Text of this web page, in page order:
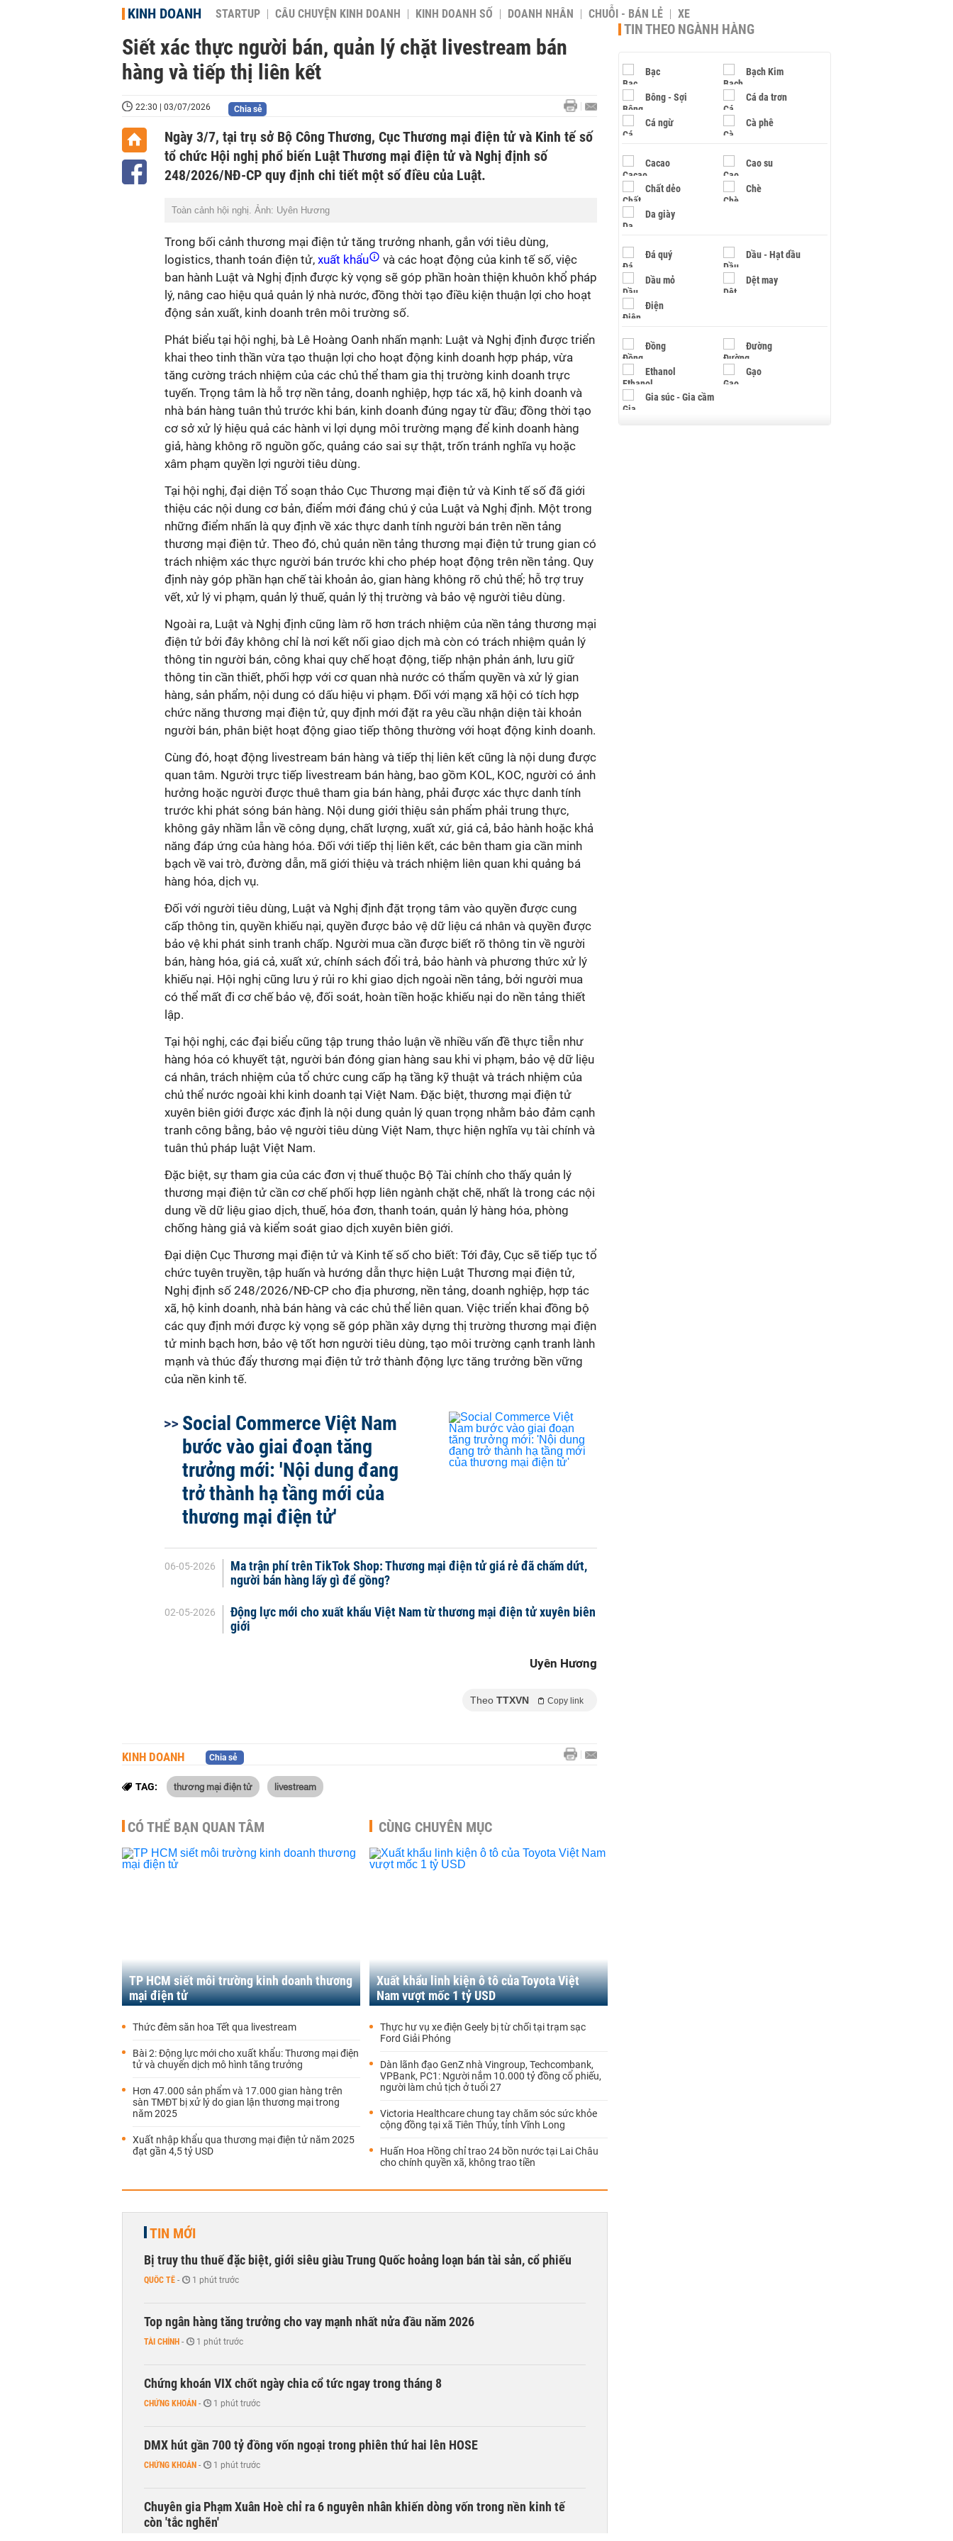
KINH DOANH STARTUP CÂU CHUYỆN KINH DOANH KINH DOANH SỐ DOANH NHÂN CHUỖI - BÁN LẺ XE
Siết xác thực người bán, quản lý chặt livestream bán
hàng và tiếp thị liên kết
22:30 | 03/07/2026 Chia sẻ
Ngày 3/7, tại trụ sở Bộ Công Thương, Cục Thương mại điện tử và Kinh tế số
tổ chức Hội nghị phổ biến Luật Thương mại điện tử và Nghị định số
248/2026/NĐ-CP quy định chi tiết một số điều của Luật.
Toàn cảnh hội nghị. Ảnh: Uyên Hương
Trong bối cảnh thương mại điện tử tăng trưởng nhanh, gắn với tiêu dùng,
logistics, thanh toán điện tử, xuất khẩu
và các hoạt động của kinh tế số, việc
ban hành Luật và Nghị định được kỳ vọng sẽ góp phần hoàn thiện khuôn khổ pháp
lý, nâng cao hiệu quả quản lý nhà nước, đồng thời tạo điều kiện thuận lợi cho hoạt
động sản xuất, kinh doanh trên môi trường số.
Phát biểu tại hội nghị, bà Lê Hoàng Oanh nhấn mạnh: Luật và Nghị định được triển
khai theo tinh thần vừa tạo thuận lợi cho hoạt động kinh doanh hợp pháp, vừa
tăng cường trách nhiệm của các chủ thể tham gia thị trường kinh doanh trực
tuyến. Trọng tâm là hỗ trợ nền tảng, doanh nghiệp, hợp tác xã, hộ kinh doanh và
nhà bán hàng tuân thủ trước khi bán, kinh doanh đúng ngay từ đầu; đồng thời tạo
cơ sở xử lý hiệu quả các hành vi lợi dụng môi trường mạng để kinh doanh hàng
giả, hàng không rõ nguồn gốc, quảng cáo sai sự thật, trốn tránh nghĩa vụ hoặc
xâm phạm quyền lợi người tiêu dùng.
Tại hội nghị, đại diện Tổ soạn thảo Cục Thương mại điện tử và Kinh tế số đã giới
thiệu các nội dung cơ bản, điểm mới đáng chú ý của Luật và Nghị định. Một trong
những điểm nhấn là quy định về xác thực danh tính người bán trên nền tảng
thương mại điện tử. Theo đó, chủ quản nền tảng thương mại điện tử trung gian có
trách nhiệm xác thực người bán trước khi cho phép hoạt động trên nền tảng. Quy
định này góp phần hạn chế tài khoản ảo, gian hàng không rõ chủ thể; hỗ trợ truy
vết, xử lý vi phạm, quản lý thuế, quản lý thị trường và bảo vệ người tiêu dùng.
Ngoài ra, Luật và Nghị định cũng làm rõ hơn trách nhiệm của nền tảng thương mại
điện tử bởi đây không chỉ là nơi kết nối giao dịch mà còn có trách nhiệm quản lý
thông tin người bán, công khai quy chế hoạt động, tiếp nhận phản ánh, lưu giữ
thông tin cần thiết, phối hợp với cơ quan nhà nước có thẩm quyền và xử lý gian
hàng, sản phẩm, nội dung có dấu hiệu vi phạm. Đối với mạng xã hội có tích hợp
chức năng thương mại điện tử, quy định mới đặt ra yêu cầu nhận diện tài khoản
người bán, phân biệt hoạt động giao tiếp thông thường với hoạt động kinh doanh.
Cùng đó, hoạt động livestream bán hàng và tiếp thị liên kết cũng là nội dung được
quan tâm. Người trực tiếp livestream bán hàng, bao gồm KOL, KOC, người có ảnh
hưởng hoặc người được thuê tham gia bán hàng, phải được xác thực danh tính
trước khi phát sóng bán hàng. Nội dung giới thiệu sản phẩm phải trung thực,
không gây nhầm lẫn về công dụng, chất lượng, xuất xứ, giá cả, bảo hành hoặc khả
năng đáp ứng của hàng hóa. Đối với tiếp thị liên kết, các bên tham gia cần minh
bạch về vai trò, đường dẫn, mã giới thiệu và trách nhiệm liên quan khi quảng bá
hàng hóa, dịch vụ.
Đối với người tiêu dùng, Luật và Nghị định đặt trọng tâm vào quyền được cung
cấp thông tin, quyền khiếu nại, quyền được bảo vệ dữ liệu cá nhân và quyền được
bảo vệ khi phát sinh tranh chấp. Người mua cần được biết rõ thông tin về người
bán, hàng hóa, giá cả, xuất xứ, chính sách đổi trả, bảo hành và phương thức xử lý
khiếu nại. Hội nghị cũng lưu ý rủi ro khi giao dịch ngoài nền tảng, bởi người mua
có thể mất đi cơ chế bảo vệ, đối soát, hoàn tiền hoặc khiếu nại do nền tảng thiết
lập.
Tại hội nghị, các đại biểu cũng tập trung thảo luận về nhiều vấn đề thực tiễn như
hàng hóa có khuyết tật, người bán đóng gian hàng sau khi vi phạm, bảo vệ dữ liệu
cá nhân, trách nhiệm của tổ chức cung cấp hạ tầng kỹ thuật và trách nhiệm của
chủ thể nước ngoài khi kinh doanh tại Việt Nam. Đặc biệt, thương mại điện tử
xuyên biên giới được xác định là nội dung quản lý quan trọng nhằm bảo đảm cạnh
tranh công bằng, bảo vệ người tiêu dùng Việt Nam, thực hiện nghĩa vụ tài chính và
tuân thủ pháp luật Việt Nam.
Đặc biệt, sự tham gia của các đơn vị thuế thuộc Bộ Tài chính cho thấy quản lý
thương mại điện tử cần cơ chế phối hợp liên ngành chặt chẽ, nhất là trong các nội
dung về dữ liệu giao dịch, thuế, hóa đơn, thanh toán, quản lý hàng hóa, phòng
chống hàng giả và kiểm soát giao dịch xuyên biên giới.
Đại diện Cục Thương mại điện tử và Kinh tế số cho biết: Tới đây, Cục sẽ tiếp tục tổ
chức tuyên truyền, tập huấn và hướng dẫn thực hiện Luật Thương mại điện tử,
Nghị định số 248/2026/NĐ-CP cho địa phương, nền tảng, doanh nghiệp, hợp tác
xã, hộ kinh doanh, nhà bán hàng và các chủ thể liên quan. Việc triển khai đồng bộ
các quy định mới được kỳ vọng sẽ góp phần xây dựng thị trường thương mại điện
tử minh bạch hơn, bảo vệ tốt hơn người tiêu dùng, tạo môi trường cạnh tranh lành
mạnh và thúc đẩy thương mại điện tử trở thành động lực tăng trưởng bền vững
của nền kinh tế.
Social Commerce Việt Nam
bước vào giai đoạn tăng
trưởng mới: 'Nội dung đang
trở thành hạ tầng mới của
thương mại điện tử'
06-05-2026
Ma trận phí trên TikTok Shop: Thương mại điện tử giá rẻ đã chấm dứt,
người bán hàng lấy gì để gồng?
02-05-2026
Động lực mới cho xuất khẩu Việt Nam từ thương mại điện tử xuyên biên
giới
Uyên Hương
Theo TTXVN Copy link
KINH DOANH Chia sẻ
TAG: thương mại điện tử livestream
CÓ THỂ BẠN QUAN TÂM
TP HCM siết môi trường kinh doanh thương
mại điện tử
Thức đêm săn hoa Tết qua livestream
Bài 2: Động lực mới cho xuất khẩu: Thương mại điện
tử và chuyển dịch mô hình tăng trưởng
Hơn 47.000 sản phẩm và 17.000 gian hàng trên
sàn TMĐT bị xử lý do gian lận thương mại trong
năm 2025
Xuất nhập khẩu qua thương mại điện tử năm 2025
đạt gần 4,5 tỷ USD
CÙNG CHUYÊN MỤC
Xuất khẩu linh kiện ô tô của Toyota Việt
Nam vượt mốc 1 tỷ USD
Thực hư vụ xe điện Geely bị từ chối tại trạm sạc
Ford Giải Phóng
Dàn lãnh đạo GenZ nhà Vingroup, Techcombank,
VPBank, PC1: Người nắm 10.000 tỷ đồng cổ phiếu,
người làm chủ tịch ở tuổi 27
Victoria Healthcare chung tay chăm sóc sức khỏe
cộng đồng tại xã Tiên Thủy, tỉnh Vĩnh Long
Huấn Hoa Hồng chỉ trao 24 bồn nước tại Lai Châu
cho chính quyền xã, không trao tiền
TIN MỚI
Bị truy thu thuế đặc biệt, giới siêu giàu Trung Quốc hoảng loạn bán tài sản, cổ phiếu
QUỐC TẾ - 1 phút trước
Top ngân hàng tăng trưởng cho vay mạnh nhất nửa đầu năm 2026
TÀI CHÍNH - 1 phút trước
Chứng khoán VIX chốt ngày chia cổ tức ngay trong tháng 8
CHỨNG KHOÁN - 1 phút trước
DMX hút gần 700 tỷ đồng vốn ngoại trong phiên thứ hai lên HOSE
CHỨNG KHOÁN - 1 phút trước
Chuyên gia Phạm Xuân Hoè chỉ ra 6 nguyên nhân khiến dòng vốn trong nền kinh tế
còn 'tắc nghẽn'
TIN THEO NGÀNH HÀNG
Bạc Bạch Kim
Bông - Sợi Cá da trơn
Cá ngừ Cà phê
Cacao Cao su
Chất dẻo Chè
Da giày
Đá quý Dầu - Hạt dầu
Dầu mỏ Dệt may
Điện
Đồng Đường
Ethanol Gạo
Gia súc - Gia cầm